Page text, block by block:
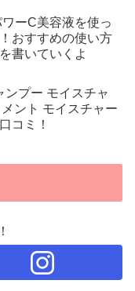
ーC美容液を使っ
おすすめの使い方
書いていくよ
ンプー モイスチャ
ント モイスチャー
コミ！